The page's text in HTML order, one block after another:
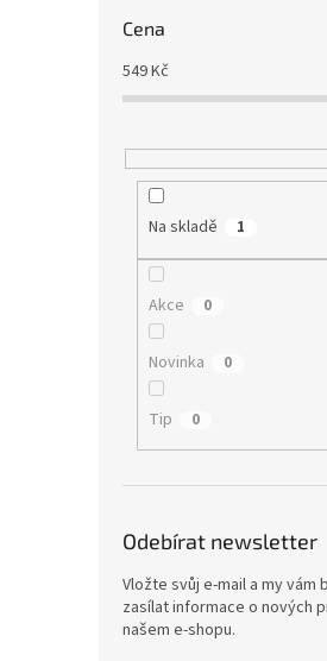
Cena
549Kč
Na skladě 1
Akce 0
Novinka 0
Tip 0
Odebírat newsletter
Vložte svůj e-mail a my vám
zasílat informace o nových
našem e-shopu.